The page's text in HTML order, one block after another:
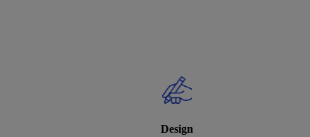
Design